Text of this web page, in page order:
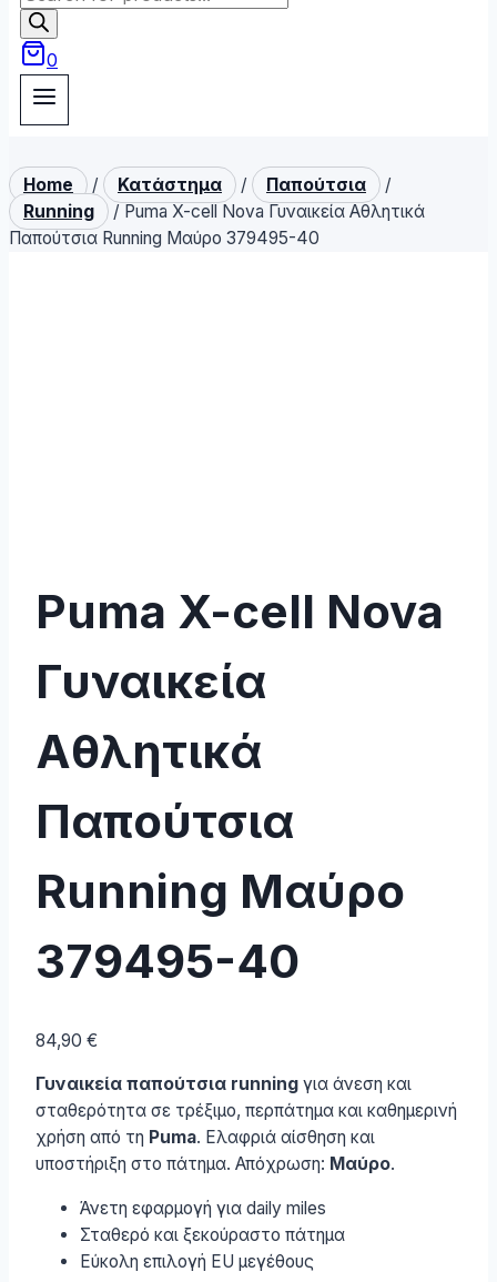
search
0
Home / Κατάστημα / Παπούτσια
/
Running
/ Puma X-cell Nova Γυναικεία Αθλητικά
Παπούτσια Running Μαύρο 379495-40
Puma X-cell Nova
Γυναικεία
Αθλητικά
Παπούτσια
Running Μαύρο
379495-40
84,90 €
Γυναικεία παπούτσια running για άνεση και
σταθερότητα σε τρέξιμο, περπάτημα και καθημερινή
χρήση από τη Puma. Ελαφριά αίσθηση και
υποστήριξη στο πάτημα. Απόχρωση: Μαύρο.
Άνετη εφαρμογή για daily miles
Σταθερό και ξεκούραστο πάτημα
Εύκολη επιλογή EU μεγέθους